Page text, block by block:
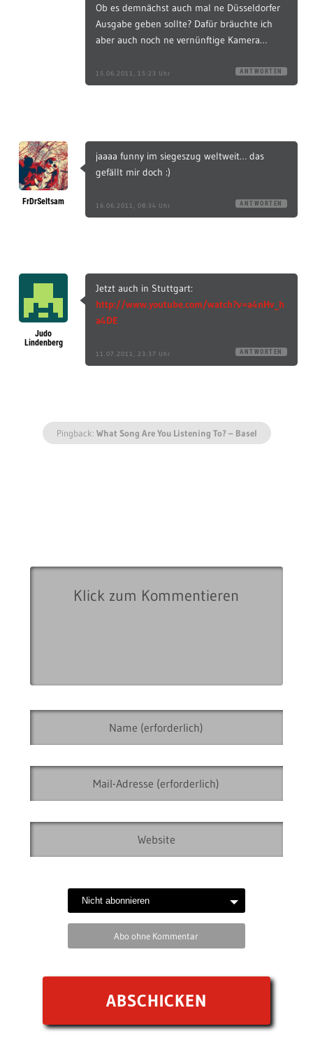
Ob es demnächst auch mal ne Düsseldorfer
Ausgabe geben sollte? Dafür bräuchte ich
aber auch noch ne vernünftige Kamera…
15.06.2011, 15:23 Uhr ANTWORTEN
FrDrSeltsam
jaaaa funny im siegeszug weltweit… das
gefällt mir doch :)
16.06.2011, 08:34 Uhr ANTWORTEN
Judo
Lindenberg
Jetzt auch in Stuttgart:
http://www.youtube.com/watch?v=a4nHv_h
a4DE
11.07.2011, 23:37 Uhr ANTWORTEN
Pingback: What Song Are You Listening To? – Basel
Abo ohne Kommentar